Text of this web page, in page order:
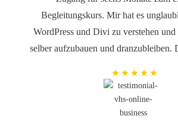
Begleitungskurs. Mir hat es
WordPress und Divi zu verstehen und
selber aufzubauen und dranzubleiben.